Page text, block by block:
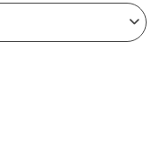
きは、小さな変化
せるでしょう。